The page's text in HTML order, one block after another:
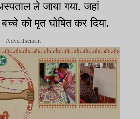
ले जाया गया. जहां
को मृत घोषित कर दिया.
Advertisement